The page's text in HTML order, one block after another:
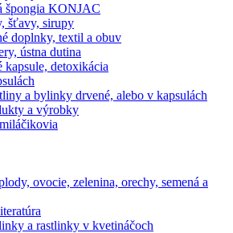
špongia KONJAC
šťavy, sirupy
doplnky, textil a obuv
ústna dutina
kapsule, detoxikácia
a bylinky drvené, alebo v kapsulách
a výrobky
ovocie, zelenina, orechy, semená a
a rastlinky v kvetináčoch